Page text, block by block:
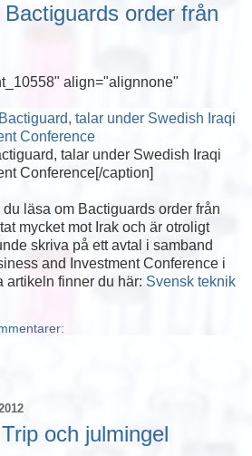
order från
align="alignnone"
talar under Swedish Iraqi
Conference[/caption]
du läsa om Bactiguards order från
mycket mot Irak och är otroligt
skriva på ett avtal i samband
and Investment Conference i
artikeln finner du här: Svensk teknik
och julmingel